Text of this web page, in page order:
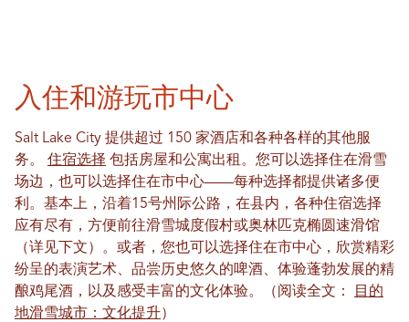
入住和游玩市中心
Salt Lake City 提供超过 150 家酒店和各种各样的其他服
务。 住宿选择 包括房屋和公寓出租。您可以选择住在滑雪
场边，也可以选择住在市中心——每种选择都提供诸多便
利。基本上，沿着15号州际公路，在县内，各种住宿选择
应有尽有，方便前往滑雪城度假村或奥林匹克椭圆速滑馆
（详见下文）。或者，您也可以选择住在市中心，欣赏精彩
纷呈的表演艺术、品尝历史悠久的啤酒、体验蓬勃发展的精
酿鸡尾酒，以及感受丰富的文化体验。（阅读全文：
目的
地滑雪城市：文化提升）